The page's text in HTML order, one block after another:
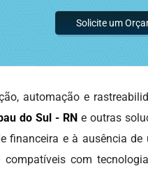
Solicite um
automação e
do Sul - RN e outras
financeira e à ausência de
com